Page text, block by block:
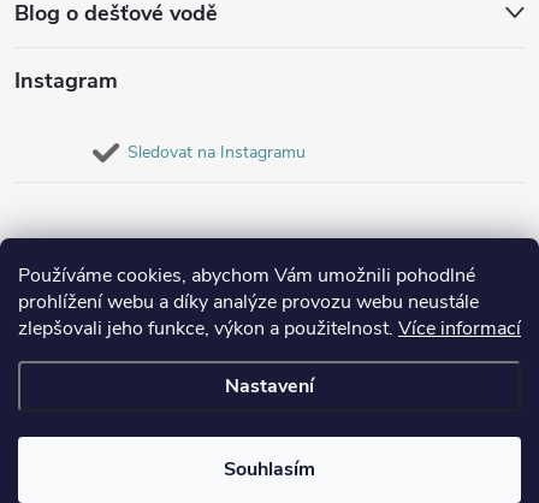
Používáme cookies, abychom Vám umožnili pohodlné
prohlížení webu a díky analýze provozu webu neustále
zlepšovali jeho funkce, výkon a použitelnost. Více informací
Nastavení
Souhlasím
Blog o dešťové vodě
Instagram
Sledovat na Instagramu
Copyright 2026Destovenadrze.cz. Všechna práva vyhrazena.